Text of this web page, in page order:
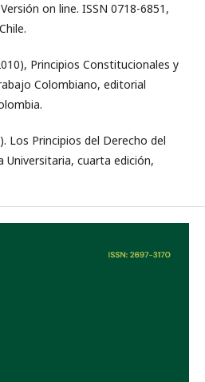
on line. ISSN 0718-6851,
Principios Constitucionales y
Colombiano, editorial
Los Principios del Derecho del
Universitaria, cuarta edición,